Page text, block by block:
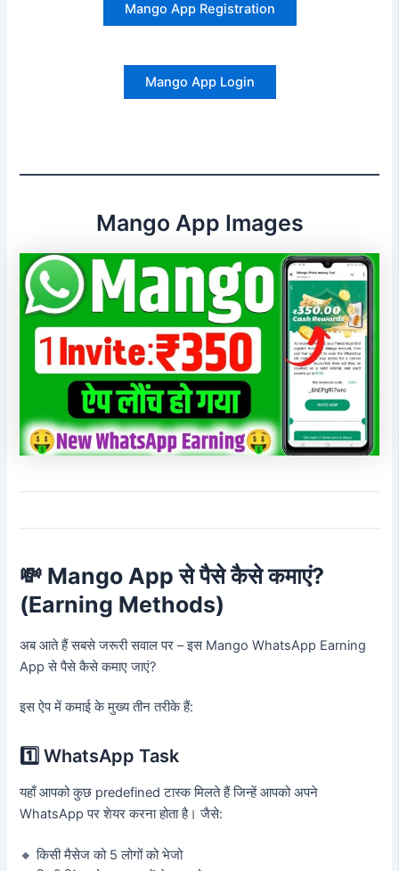
Mango App Registration
Mango App Login
Mango App Images
💸 Mango App से पैसे कैसे कमाएं?
(Earning Methods)
अब आते हैं सबसे जरूरी सवाल पर – इस Mango WhatsApp Earning
App से पैसे कैसे कमाए जाएं?
इस ऐप में कमाई के मुख्य तीन तरीके हैं:
1️⃣ WhatsApp Task
यहाँ आपको कुछ predefined टास्क मिलते हैं जिन्हें आपको अपने
WhatsApp पर शेयर करना होता है। जैसे:
🔸 किसी मैसेज को 5 लोगों को भेजो